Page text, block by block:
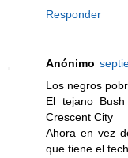
Responder
Anónimo
Los negros
El tejano
Crescent City
Ahora en vez
que tiene el